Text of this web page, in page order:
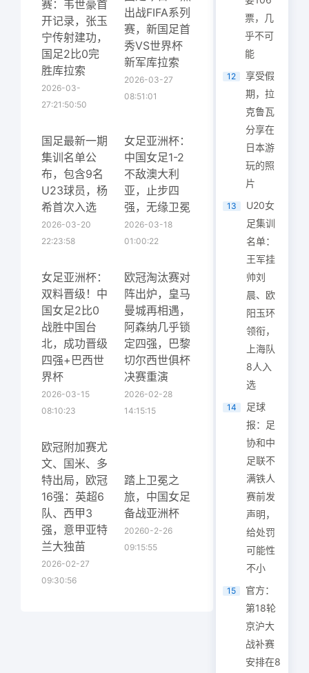
赛：韦世豪首
开记录，张玉
宁传射建功，
国足2比0完
胜库拉索
2026-03-
27:21:50:50
出战FIFA系列
赛，新国足首
秀VS世界杯
新军库拉索
2026-03-27
08:51:01
国足最新一期
集训名单公
布，包含9名
U23球员，杨
希首次入选
2026-03-20
22:23:58
女足亚洲杯：
中国女足1-2
不敌澳大利
亚，止步四
强，无缘卫冕
2026-03-18
01:00:22
女足亚洲杯：
双料晋级！中
国女足2比0
战胜中国台
北，成功晋级
四强+巴西世
界杯
2026-03-15
08:10:23
欧冠淘汰赛对
阵出炉，皇马
曼城再相遇，
阿森纳几乎锁
定四强，巴黎
切尔西世俱杯
决赛重演
2026-02-28
14:15:15
欧冠附加赛尤
文、国米、多
特出局，欧冠
16强：英超6
队、西甲3
强，意甲亚特
兰大独苗
2026-02-27
09:30:56
踏上卫冕之
旅，中国女足
备战亚洲杯
20260-2-26
09:15:55
票，几
乎不可
能
12
享受假
期，拉
克鲁瓦
分享在
日本游
玩的照
片
13
U20女
足集训
名单：
王军挂
帅刘
晨、欧
阳玉环
领衔，
上海队
8人入
选
14
足球
报：足
协和中
足联不
满铁人
赛前发
声明，
给处罚
可能性
不小
15
官方：
第18轮
京沪大
战补赛
安排在8